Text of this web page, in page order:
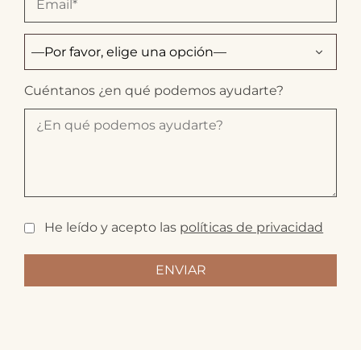
Cuéntanos ¿en qué podemos ayudarte?
He leído y acepto las políticas de privacidad